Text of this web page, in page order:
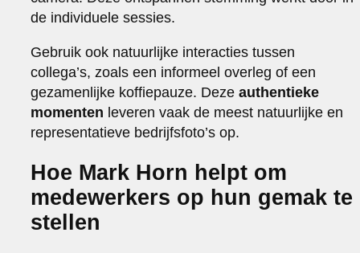
de individuele sessies.
Gebruik ook natuurlijke interacties tussen
collega’s, zoals een informeel overleg of een
gezamenlijke koffiepauze. Dezeauthentieke
momenten leveren vaak de meest natuurlijke en
representatieve bedrijfsfoto’s op.
Hoe Mark Horn helpt om
medewerkers op hun gemak te
stellen